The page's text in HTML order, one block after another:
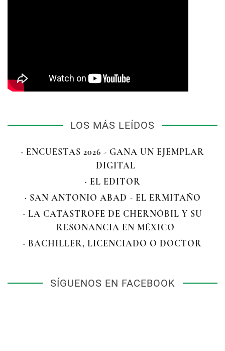
LOS MÁS LEÍDOS
· ENCUESTAS 2026 - GANA UN EJEMPLAR
DIGITAL
· EL EDITOR
· SAN ANTONIO ABAD - EL ERMITAÑO
· LA CATÁSTROFE DE CHERNÓBIL Y SU
RESONANCIA EN MÉXICO
· BACHILLER, LICENCIADO O DOCTOR
SÍGUENOS EN FACEBOOK